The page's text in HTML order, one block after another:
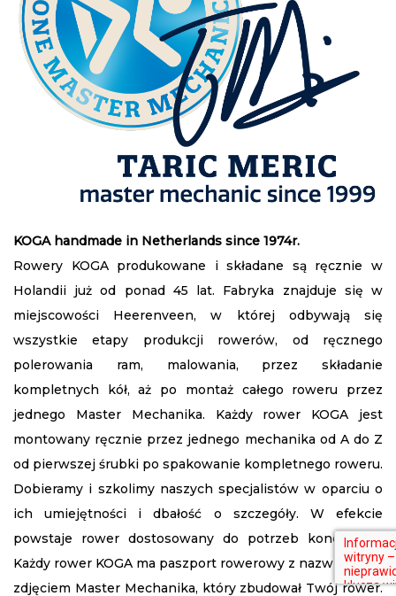
KOGA handmade in Netherlands since 1974r.
Rowery KOGA produkowane i składane są ręcznie w
Holandii już od ponad 45 lat. Fabryka znajduje się w
miejscowości Heerenveen, w której odbywają się
wszystkie etapy produkcji rowerów, od ręcznego
polerowania ram, malowania, przez składanie
kompletnych kół, aż po montaż całego roweru przez
jednego Master Mechanika. Każdy rower KOGA jest
montowany ręcznie przez jednego mechanika od A do Z
od pierwszej śrubki po spakowanie kompletnego roweru.
Dobieramy i szkolimy naszych specjalistów w oparciu o
ich umiejętności i dbałość o szczegóły. W efekcie
powstaje rower dostosowany do potrzeb koneserów.
Każdy rower KOGA ma paszport rowerowy z nazwiskiem i
zdjęciem Master Mechanika, który zbudował Twój rower.